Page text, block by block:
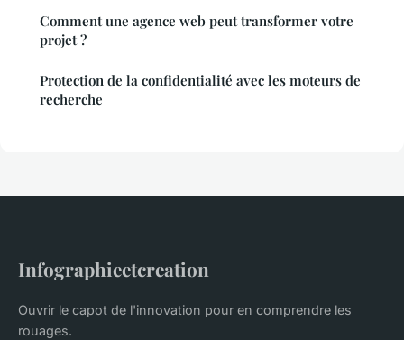
Comment une agence web peut transformer votre
projet ?
Protection de la confidentialité avec les moteurs de
recherche
Infographieetcreation
Ouvrir le capot de l'innovation pour en comprendre les
rouages.